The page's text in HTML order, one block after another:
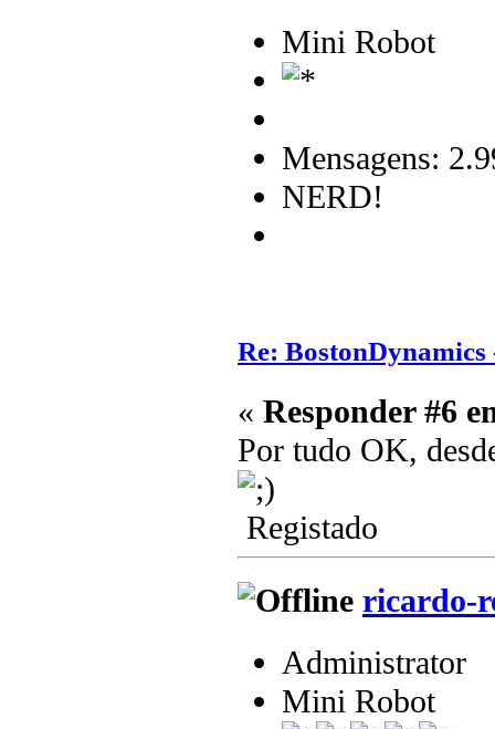
Mini Robot
Mensagens:
NERD!
Re:
« Responder #6
Por tudo OK,
Registado
ricardo-
Administrator
Mini Robot